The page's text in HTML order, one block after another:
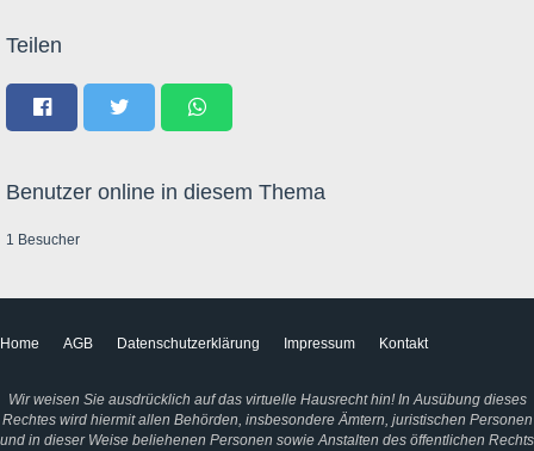
Teilen
Benutzer online in diesem Thema
1 Besucher
Home AGB Datenschutzerklärung Impressum Kontakt
Wir weisen Sie ausdrücklich auf das virtuelle Hausrecht hin! In Ausübung dieses
Rechtes wird hiermit allen Behörden, insbesondere Ämtern, juristischen Personen
und in dieser Weise beliehenen Personen sowie Anstalten des öffentlichen Rechts